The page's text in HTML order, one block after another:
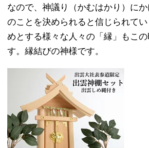
なので、神議り（かむはかり）に
のことを決められると信じられて
めとする様々な人々の「縁」もこ
す。縁結びの神様です。